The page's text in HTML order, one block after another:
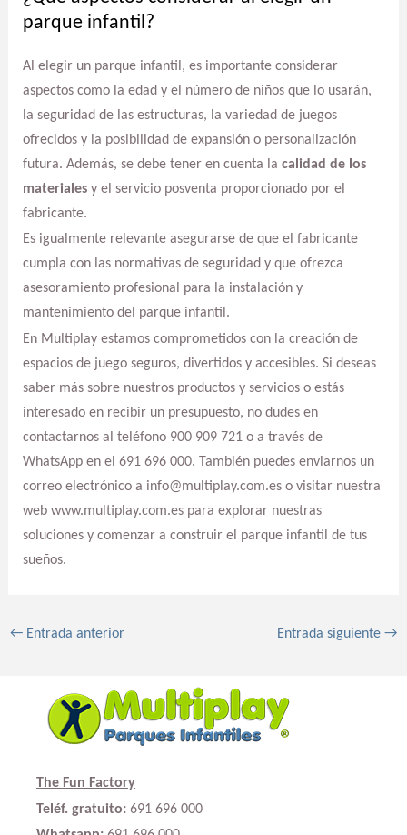
parque infantil?
Al elegir un parque infantil, es importante considerar
aspectos como la edad y el número de niños que lo usarán,
la seguridad de las estructuras, la variedad de juegos
ofrecidos y la posibilidad de expansión o personalización
futura. Además, se debe tener en cuenta la calidad de los
materialesy el servicio posventa proporcionado por el
fabricante.
Es igualmente relevante asegurarse de que el fabricante
cumpla con las normativas de seguridad y que ofrezca
asesoramiento profesional para la instalación y
mantenimiento del parque infantil.
En Multiplay estamos comprometidos con la creación de
espacios de juego seguros, divertidos y accesibles. Si deseas
saber más sobre nuestros productos y servicios o estás
interesado en recibir un presupuesto, no dudes en
contactarnos al teléfono 900 909 721 o a través de
WhatsApp en el 691 696 000. También puedes enviarnos un
correo electrónico a info@multiplay.com.es o visitar nuestra
web www.multiplay.com.es para explorar nuestras
soluciones y comenzar a construir el parque infantil de tus
sueños.
←Entrada anterior Entrada siguiente→
The Fun Factory
Teléf. gratuito: 691 696 000